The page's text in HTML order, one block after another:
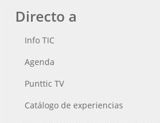
Directo a
Info TIC
Agenda
Punttic TV
Catálogo de experiencias